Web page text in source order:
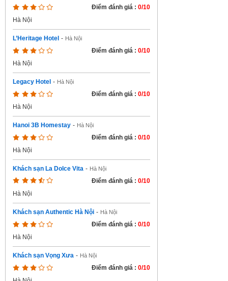
Điểm đánh giá : 0/10
Hà Nội
L’Heritage Hotel - Hà Nội
Điểm đánh giá : 0/10
Hà Nội
Legacy Hotel - Hà Nội
Điểm đánh giá : 0/10
Hà Nội
Hanoi 3B Homestay - Hà Nội
Điểm đánh giá : 0/10
Hà Nội
Khách sạn La Dolce Vita - Hà Nội
Điểm đánh giá : 0/10
Hà Nội
Khách sạn Authentic Hà Nội - Hà Nội
Điểm đánh giá : 0/10
Hà Nội
Khách sạn Vọng Xưa - Hà Nội
Điểm đánh giá : 0/10